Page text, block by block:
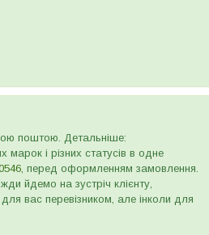
поштою. Детальніше:
марок і різних статусів в одне
, перед оформленням замовлення.
йдемо на зустріч клієнту,
вас перевізником, але інколи для